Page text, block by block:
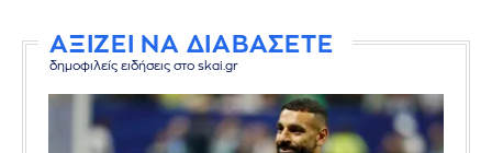
ΑΞΙΖΕΙ ΝΑ ΔΙΑΒΑΣΕΤΕ
δημοφιλείς ειδήσεις στο skai.gr